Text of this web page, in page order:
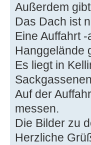
Außerdem
Das Dach ist
Eine Auffahrt
Hanggelände
Es liegt in
Auf der
messen.
Die Bilder zu
Herzliche